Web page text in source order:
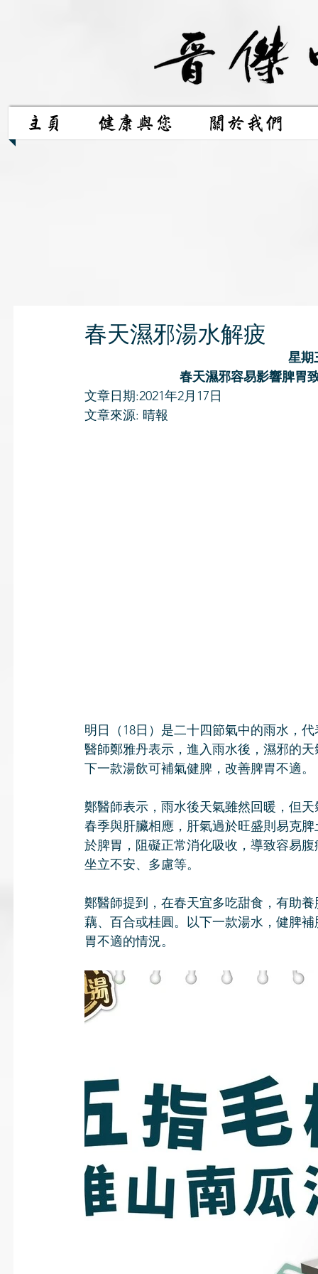
主頁 健康與您 關於我們
春天濕邪湯水解疲
星期
春天濕邪容易影響脾胃
文章日期:2021年2月17日
文章來源: 晴報
明日（18日）是二十四節氣中的雨水，
醫師鄭雅丹表示，進入雨水後，濕邪的
下一款湯飲可補氣健脾，改善脾胃不適。
鄭醫師表示，雨水後天氣雖然回暖，但
春季與肝臟相應，肝氣過於旺盛則易克
於脾胃，阻礙正常消化吸收，導致容易
坐立不安、多慮等。
鄭醫師提到，在春天宜多吃甜食，有助
藕、百合或桂圓。以下一款湯水，健脾
胃不適的情況。